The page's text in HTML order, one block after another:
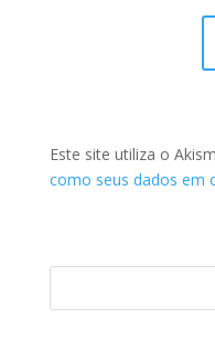
Este site utiliza o
como seus dados em